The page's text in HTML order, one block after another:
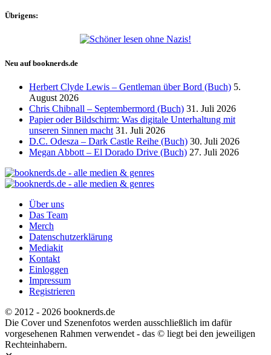
Übrigens:
Neu auf booknerds.de
Herbert Clyde Lewis – Gentleman über Bord (Buch) 5.
August 2026
Chris Chibnall – Septembermord (Buch) 31. Juli 2026
Papier oder Bildschirm: Was digitale Unterhaltung mit
unseren Sinnen macht 31. Juli 2026
D.C. Odesza – Dark Castle Reihe (Buch) 30. Juli 2026
Megan Abbott – El Dorado Drive (Buch) 27. Juli 2026
Über uns
Das Team
Merch
Datenschutzerklärung
Mediakit
Kontakt
Einloggen
Impressum
Registrieren
© 2012 - 2026 booknerds.de
Die Cover und Szenenfotos werden ausschließlich im dafür
vorgesehenen Rahmen verwendet - das © liegt bei den jeweiligen
Rechteinhabern.